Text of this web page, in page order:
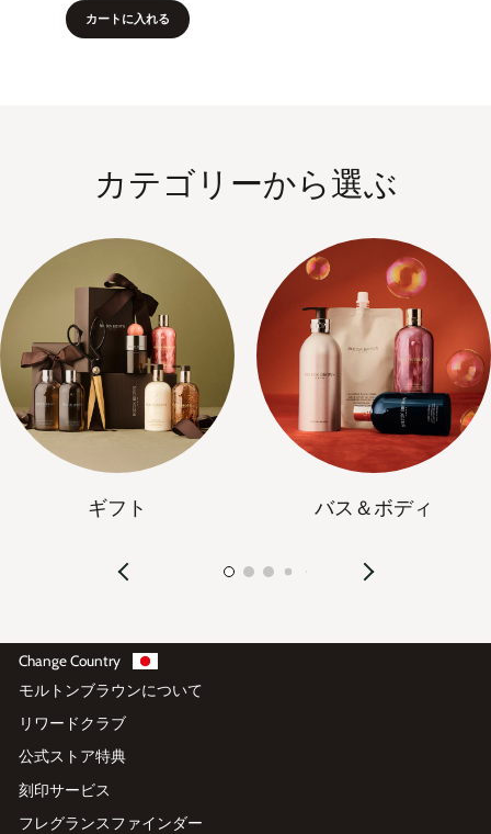
カートに入れる
カテゴリーから選ぶ
ギフト バス＆ボディ
Change Country
モルトンブラウンについて
リワードクラブ
公式ストア特典
刻印サービス
フレグランスファインダー